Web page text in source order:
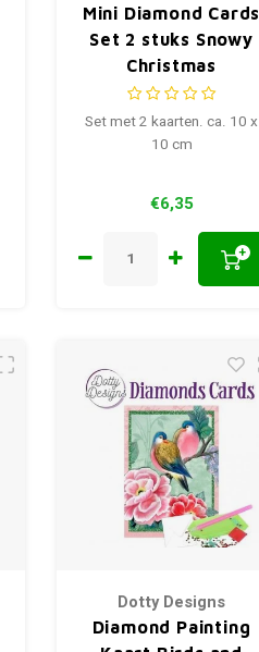
Mini Diamond Cards
Set 2 stuks Snowy
Christmas
Set met 2 kaarten. ca. 10 x
10 cm
€6,35
+
Dotty Designs
Diamond Painting